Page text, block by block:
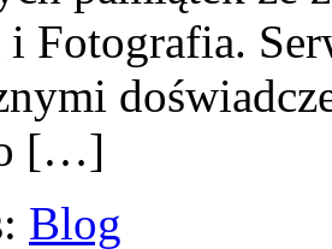
Fotografia.
[…]
Blog